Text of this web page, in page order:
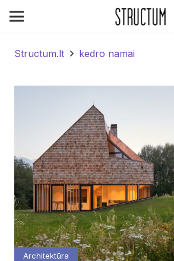
Structum.lt kedro namai
Architektūra